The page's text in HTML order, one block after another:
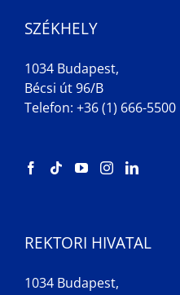
SZÉKHELY
1034 Budapest,
Bécsi út 96/B
Telefon: +36 (1) 666-5500
REKTORI HIVATAL
1034 Budapest,